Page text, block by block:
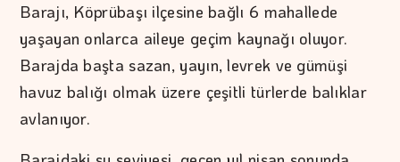
Barajı, Köprübaşı ilçesine bağlı 6 mahallede
yaşayan onlarca aileye geçim kaynağı oluyor.
Barajda başta sazan, yayın, levrek ve gümüşi
havuz balığı olmak üzere çeşitli türlerde balıklar
avlanıyor.